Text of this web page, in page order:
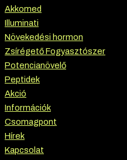
Akkomed
Illuminati
Növekedési hormon
Zsírégető Fogyasztószer
Potencianövelő
Peptidek
Akció
Információk
Csomagpont
Hírek
Kapcsolat